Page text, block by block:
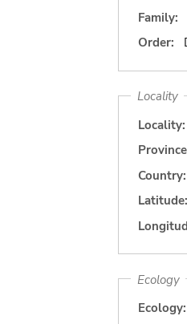
Family:
Order:
Locality
Locality:
Country:
Latitude:
Ecology
Ecology: